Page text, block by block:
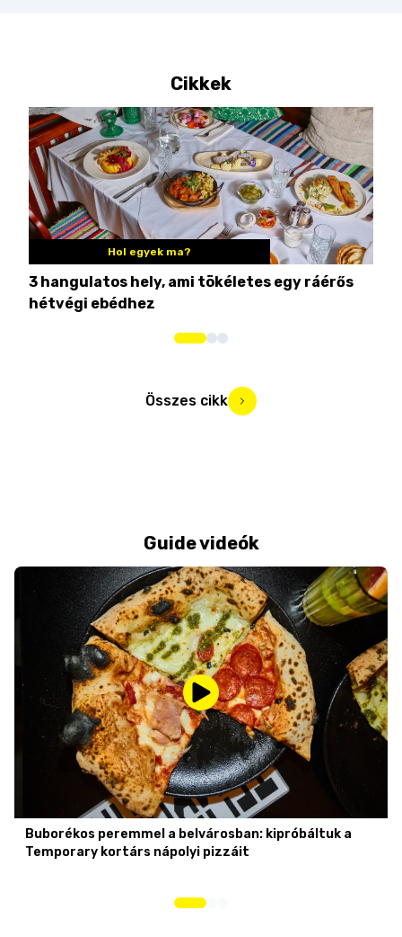
Cikkek
Hol egyek ma?
3 hangulatos hely, ami tökéletes egy ráérős
hétvégi ebédhez
Összes cikk
Guide videók
Buborékos peremmel a belvárosban: kipróbáltuk a
Temporary kortárs nápolyi pizzáit